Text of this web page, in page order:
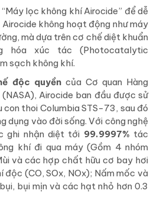
lọc không khí Airocide” để dễ
không hoạt động như máy
mà dựa trên cơ chế diệt khuẩn
hóa xúc tác (Photocatalytic
sạch không khí.
độc quyềncủa Cơ quan Hàng
Airocide ban đầu được sử
con thoi Columbia STS-73, sau đó
dụng vào đời sống. Với công nghệ
ghi nhận diệt tới 99.9997% tác
khí đi qua máy (Gồm 4 nhóm
và các hợp chất hữu cơ bay hơi
(CO, SOx, NOx); Nấm mốc và
bụi mịn và các hạt nhỏ hơn 0.3